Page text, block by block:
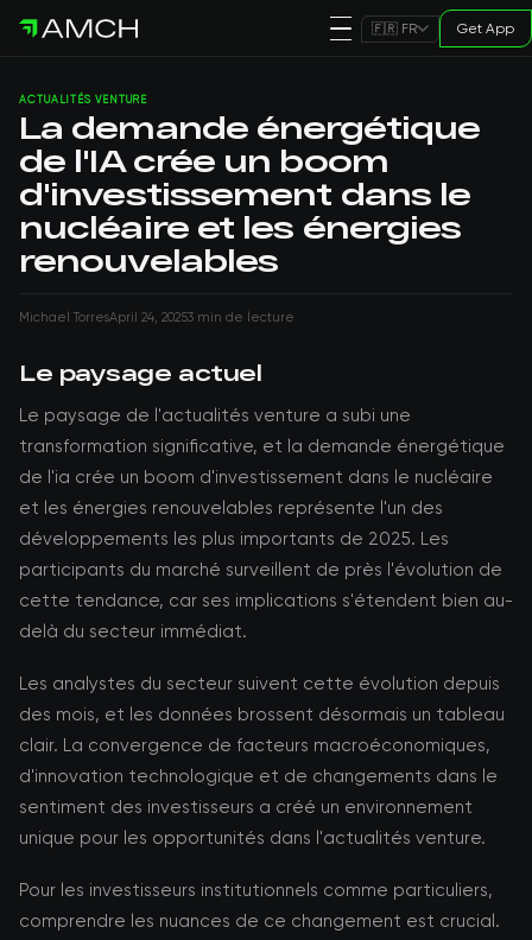
🇫🇷 FR Get App
ACTUALITÉS VENTURE
La demande énergétique
de l'IA crée un boom
d'investissement dans le
nucléaire et les énergies
renouvelables
Michael TorresApril 24, 20253 min de lecture
Le paysage actuel
Le paysage de l'actualités venture a subi une
transformation significative, et la demande énergétique
de l'ia crée un boom d'investissement dans le nucléaire
et les énergies renouvelables représente l'un des
développements les plus importants de 2025. Les
participants du marché surveillent de près l'évolution de
cette tendance, car ses implications s'étendent bien au-
delà du secteur immédiat.
Les analystes du secteur suivent cette évolution depuis
des mois, et les données brossent désormais un tableau
clair. La convergence de facteurs macroéconomiques,
d'innovation technologique et de changements dans le
sentiment des investisseurs a créé un environnement
unique pour les opportunités dans l'actualités venture.
Pour les investisseurs institutionnels comme particuliers,
comprendre les nuances de ce changement est crucial.